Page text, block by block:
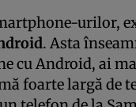
urilor,
. Asta
cu Android, ai
foarte largă de